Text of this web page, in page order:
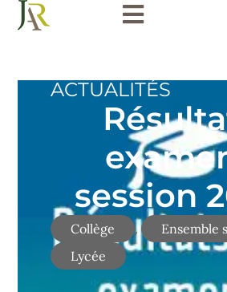
École
Collège
Lycée
Internat
ACTUALITÉS
session
Collège , Ensemble
Lycée